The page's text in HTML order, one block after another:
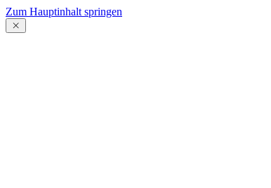
Zum Hauptinhalt springen
Menü
schließen